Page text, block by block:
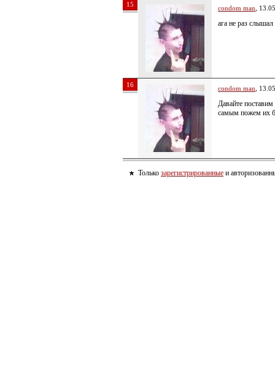
15 condom man ,
ага не раз
16 condom man ,
Давайте поставим
самым пожем их
Только зарегистрированные и